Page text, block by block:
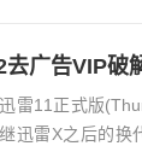
软件功能屏幕截图
广告VIP破
迅雷11正式版
继迅雷X之后的换